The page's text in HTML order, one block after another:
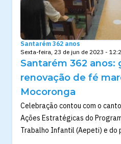
Santarém 362 anos
Sexta-feira, 23 de jun de 2023 -
Santarém 362 anos:
renovação de fé
Mocoronga
Celebração contou com o
Ações Estratégicas do
Trabalho Infantil (Aepeti) e do